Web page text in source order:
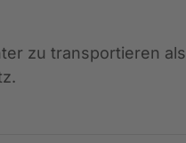
zu transportieren als